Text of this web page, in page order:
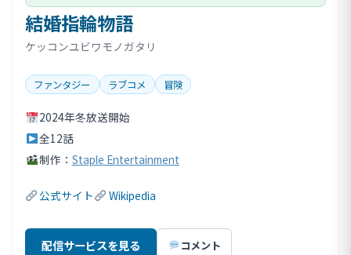
結婚指輪物語
ケッコンユビワモノガタリ
ファンタジー ラブコメ 冒険
2024年冬放送開始
全12話
制作： Staple Entertainment
公式サイト Wikipedia
配信サービスを見る コメント